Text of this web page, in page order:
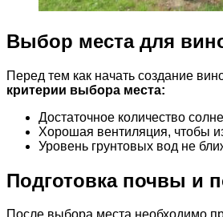
Выбор места для
Перед тем как начать создание
критерии выбора места:
Достаточное количество
Хорошая вентиляция, чтобы
Уровень грунтовых вод не
Подготовка почвы и